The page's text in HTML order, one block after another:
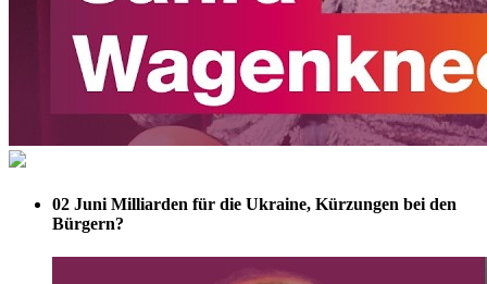
02 Juni Milliarden für die Ukraine, Kürzungen bei den
Bürgern?